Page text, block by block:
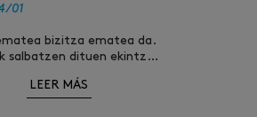
01
bizitza ematea da.
salbatzen dituen ekintza
LEER MÁS